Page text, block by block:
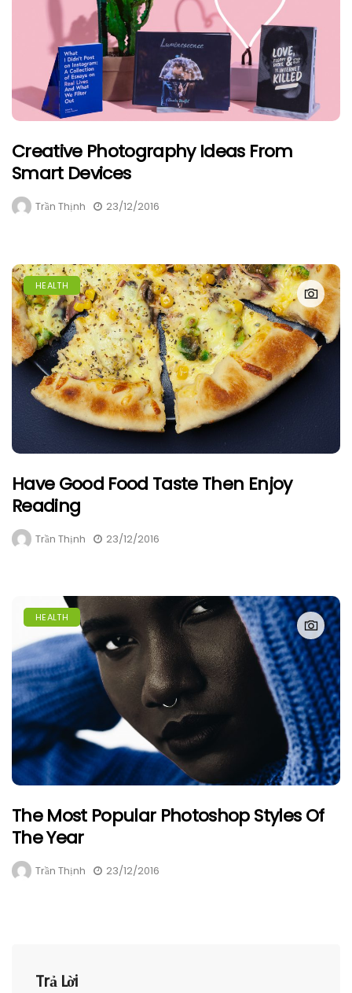
Creative Photography Ideas From
Smart Devices
Trần Thịnh 23/12/2016
HEALTH
Have Good Food Taste Then Enjoy
Reading
Trần Thịnh 23/12/2016
HEALTH
The Most Popular Photoshop Styles Of
The Year
Trần Thịnh 23/12/2016
Trả Lời